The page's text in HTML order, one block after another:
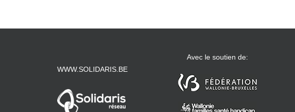
WWW.SOLIDARIS.BE
Avec le soutien de: